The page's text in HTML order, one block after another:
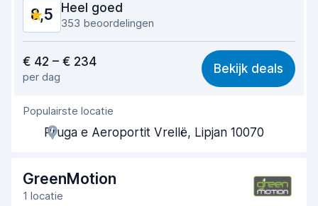
Staat van de auto
8,5 Heel goed
353 beoordelingen
8,3
Makkelijk te vinden 9,2
Behulpzame medewerker
Snelheid ophaalproces
Snelheid inleverproces 8,7
€ 42 – € 234
per dag
Bekijk deals
Populairste locatie
Rruga e Aeroportit Vrellë, Lipjan 10070
GreenMotion
1 locatie